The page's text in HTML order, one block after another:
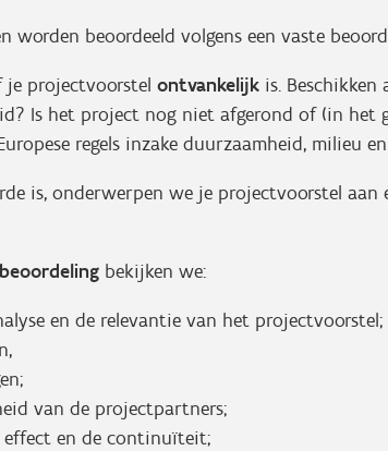
worden beoordeeld volgens een vaste
je projectvoorstel ontvankelijk is.
Is het project nog niet afgerond of (in het
regels inzake duurzaamheid, milieu
is, onderwerpen we je projectvoorstel aan
bekijken we:
en de relevantie van het projectvoorstel;
van de projectpartners;
effect en de continuïteit;